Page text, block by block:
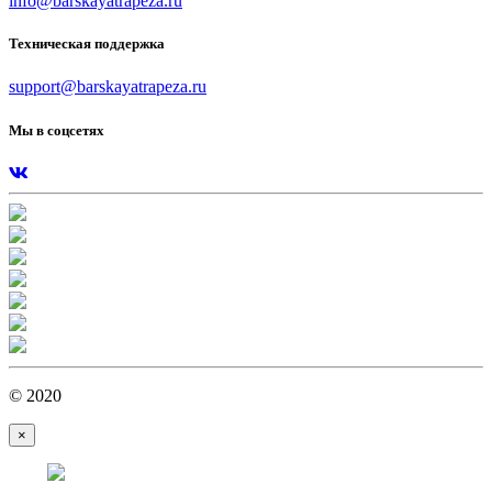
Техническая поддержка
support@barskayatrapeza.ru
Мы в соцсетях
© 2020
×